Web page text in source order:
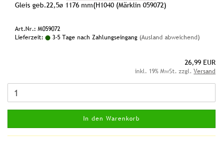
Gleis geb.22,5ø 1176 mm(H1040 (Märklin 059072)
Art.Nr.: M059072
Lieferzeit:
3-5 Tage nach Zahlungseingang (Ausland abweichend)
26,99 EUR
inkl. 19% MwSt. zzgl. Versand
In den Warenkorb